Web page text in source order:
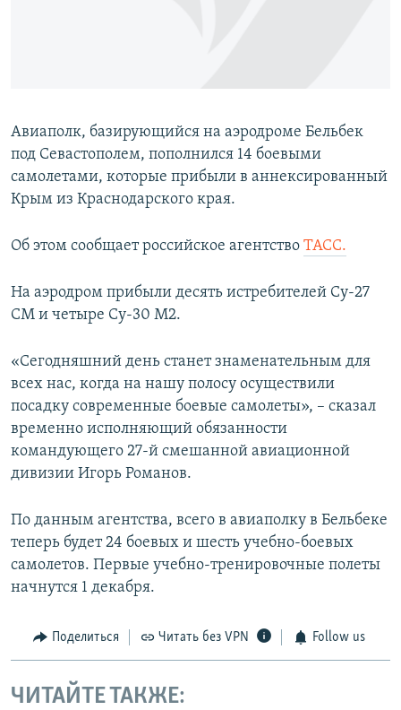
Все сайты RFE/RL
Авиаполк, базирующийся на аэродроме Бельбек
под Севастополем, пополнился 14 боевыми
самолетами, которые прибыли в аннексированный
Крым из Краснодарского края.
Об этом сообщает российское агентство ТАСС.
На аэродром прибыли десять истребителей Су-27
СМ и четыре Су-30 М2.
«Сегодняшний день станет знаменательным для
всех нас, когда на нашу полосу осуществили
посадку современные боевые самолеты», – сказал
временно исполняющий обязанности
командующего 27-й смешанной авиационной
дивизии Игорь Романов.
По данным агентства, всего в авиаполку в Бельбеке
теперь будет 24 боевых и шесть учебно-боевых
самолетов. Первые учебно-тренировочные полеты
начнутся 1 декабря.
Поделиться Читать без VPN Follow us
ЧИТАЙТЕ ТАКЖЕ: